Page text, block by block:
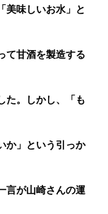
美味しいお水」と
て甘酒を製造する
た。しかし、「も
か」という引っか
言が山崎さんの運